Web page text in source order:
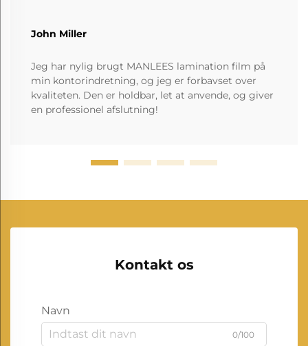
John Miller
Jeg har nylig brugt MANLEES lamination film på
min kontorindretning, og jeg er forbavset over
kvaliteten. Den er holdbar, let at anvende, og giver
en professionel afslutning!
Kontakt os
Navn
0/100